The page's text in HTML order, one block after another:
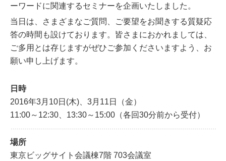
ーワードに関連するセミナーを企画いたしました。
当日は、さまざまなご質問、ご要望をお聞きする質疑応
答の時間も設けております。皆さまにおかれましては、
ご多用とは存じますがぜひご参加くださいますよう、お
願い申し上げます。
日時
2016年3月10日(木)、3月11日（金）
11:00～12:30、13:30～15:00（各回30分前から受付）
場所
東京ビッグサイト会議棟7階 703会議室